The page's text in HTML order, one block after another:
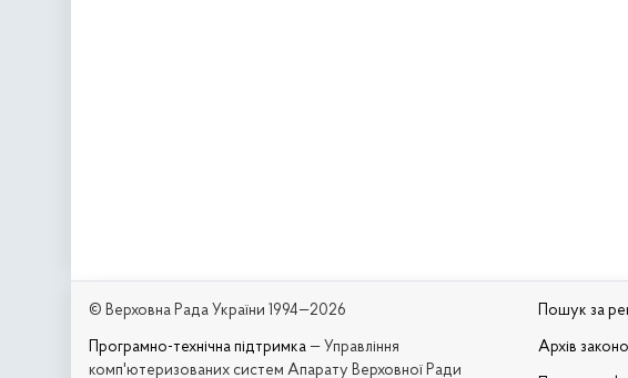
© Верховна Рада України 1994—2026
Програмно-технічна підтримка — Управління
комп'ютеризованих систем Апарату Верховної Ради
Пошук за
Архів